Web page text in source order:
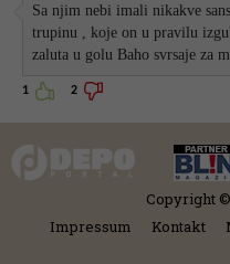
Sa njim nebi imali nikakve
trupinu , koje on u pravilu
zaluta u golu Baho svrsaje za
1 2
Copyright
Impressum
Kontakt